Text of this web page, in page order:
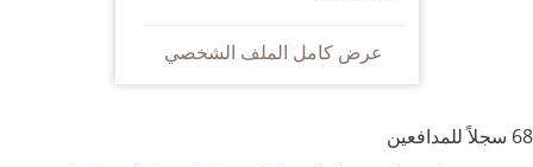
عرض كامل الملف الشخصي
68 سجلاً للمدافعين